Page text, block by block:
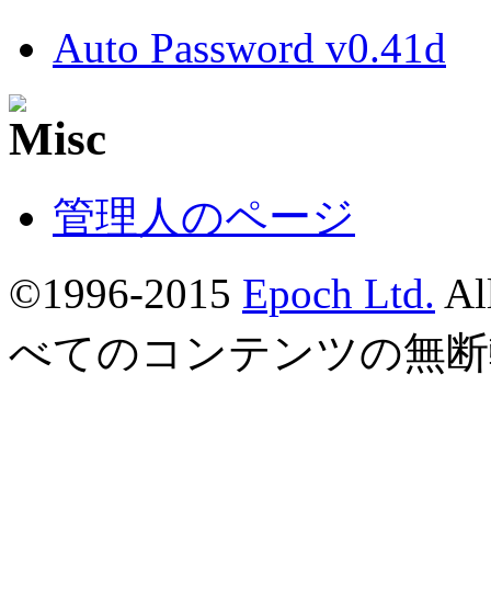
Auto Password v0.41d
管理人のページ
©1996-2015 Epoch Ltd.
べてのコンテンツの無